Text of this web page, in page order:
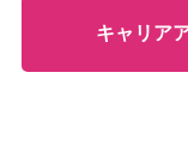
キャリア